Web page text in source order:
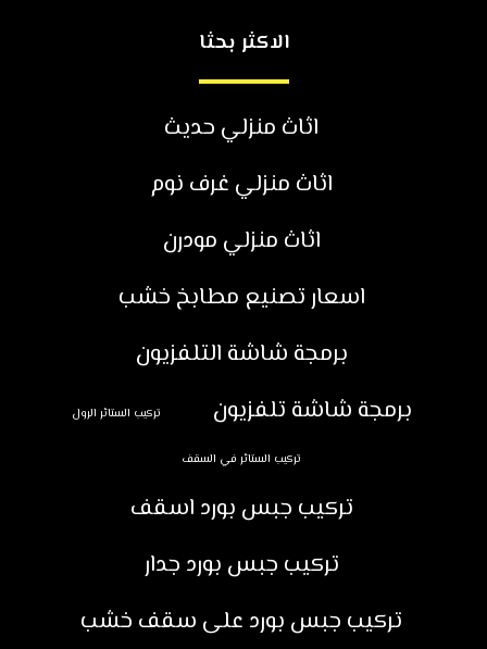
الاكثر بحثا
اثاث منزلي حديث
اثاث منزلي غرف نوم
اثاث منزلي مودرن
اسعار تصنيع مطابخ خشب
برمجة شاشة التلفزيون
برمجة شاشة تلفزيون
تركيب الستائر الرول
تركيب الستائر في السقف
تركيب جبس بورد اسقف
تركيب جبس بورد جدار
تركيب جبس بورد على سقف خشب